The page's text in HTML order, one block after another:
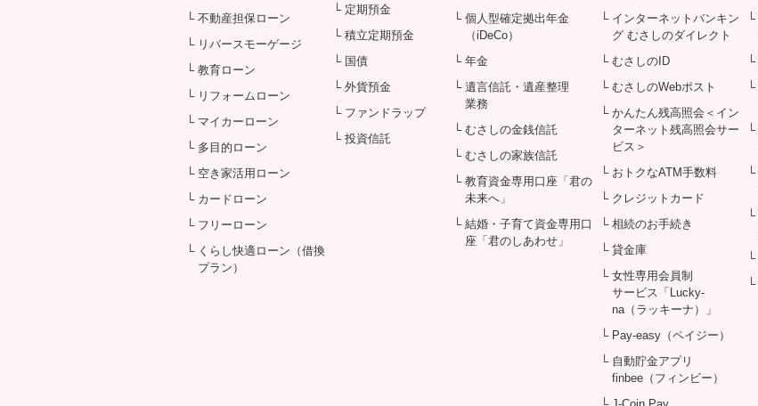
└ 不動産担保ローン
└ リバースモーゲージ
└ 教育ローン
└ リフォームローン
└ マイカーローン
└ 多目的ローン
└ 空き家活用ローン
└ カードローン
└ フリーローン
└ くらし快適ローン（借換
プラン）
└ 定期預金
└ 積立定期預金
└ 国債
└ 外貨預金
└ ファンドラップ
└ 投資信託
└ 個人型確定拠出年金
（iDeCo）
└ 年金
└ 遺言信託・遺産整理
業務
└ むさしの金銭信託
└ むさしの家族信託
└ 教育資金専用口座「君の
未来へ」
└ 結婚・子育て資金専用口
座「君のしあわせ」
└ インターネットバンキン
グ むさしのダイレクト
└ むさしのID
└ むさしのWebポスト
└ かんたん残高照会＜イン
ターネット残高照会サー
ビス＞
└ おトクなATM手数料
└ クレジットカード
└ 相続のお手続き
└ 貸金庫
└ 女性専用会員制
サービス「Lucky-
na（ラッキーナ）」
└ Pay-easy（ペイジー）
└ 自動貯金アプリ
finbee（フィンビー）